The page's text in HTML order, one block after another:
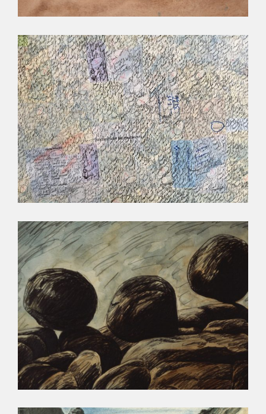
RÉGLEMENT DES COMPTES
LE CHAOS IMMOBILE